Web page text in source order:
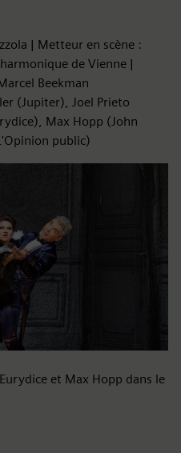
| Metteur en scène :
de Vienne |
Beekman
(Jupiter), Joel Prieto
Max Hopp (John
public)
et Max Hopp dans le